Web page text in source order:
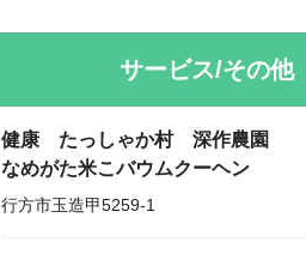
サービス/その他
健康 たっしゃか村 深作農園
なめがた米こバウムクーヘン
行方市玉造甲5259-1